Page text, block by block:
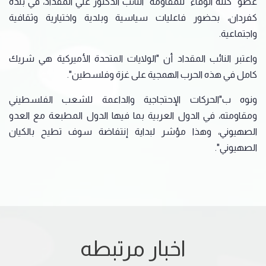
كفردان، بحضور فاعليات سياسية وبلدية واختيارية وثقافية
واجتماعية.
واعتبر النائب المقداد أن "الولايات المتحدة الأميركية هي شريك
كامل في هذه الحرب الهمجية على غزة وفلسطين".
ونوه ب"الحركات الإحتجاجية والداعمة للشعب الفلسطيني
ومقاومته، في الدول العربية بما فيها الدول المطبعة مع العدو
الصهيوني، وهذا مؤشر لبداية إنتفاضة سوف تطيح بالكيان
الصهيوني".
اخبار مرتبطه